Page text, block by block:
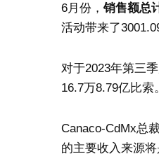
6月份， 销售额总
活动带来了
对于2023年第三
16.7万8.79亿比索
Canaco-CdMx总
的主要收入来源将